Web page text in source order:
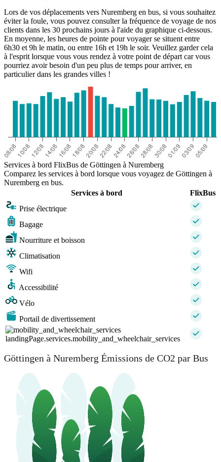
Lors de vos déplacements vers Nuremberg en bus, si vous souhaitez
éviter la foule, vous pouvez consulter la fréquence de voyage de nos
clients dans les 30 prochains jours à l'aide du graphique ci-dessous.
En moyenne, les heures de pointe pour voyager se situent entre
6h30 et 9h le matin, ou entre 16h et 19h le soir. Veuillez garder cela
à l'esprit lorsque vous vous rendez à votre point de départ car vous
pourriez avoir besoin d'un peu plus de temps pour arriver, en
particulier dans les grandes villes !
Services à bord FlixBus de Göttingen à Nuremberg
Comparez les services à bord lorsque vous voyagez de Göttingen à
Nuremberg en bus.
Services à bord
FlixBus
Prise électrique
Bagage
Nourriture et boisson
Climatisation
Wifi
Accessibilité
Vélo
Portail de divertissement
landingPage.services.mobility_and_wheelchair_services
Göttingen à Nuremberg Émissions de CO2 par Bus